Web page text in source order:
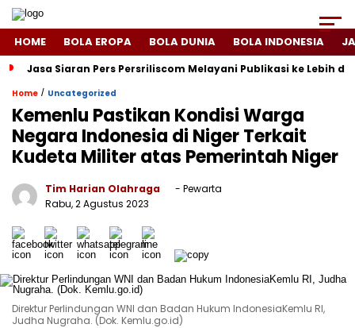
HOME BOLA EROPA BOLA DUNIA BOLA INDONESIA
Jasa Siaran Pers Persriliscom Melayani Publikasi ke Lebih
Home / Uncategorized
Kemenlu Pastikan Kondisi Warga
Negara Indonesia di Niger Terkait
Kudeta Militer atas Pemerintah Niger
Tim Harian Olahraga
- Pewarta
Rabu, 2 Agustus 2023
Direktur Perlindungan WNI dan Badan Hukum IndonesiaKemlu RI,
Judha Nugraha. (Dok. Kemlu.go.id)